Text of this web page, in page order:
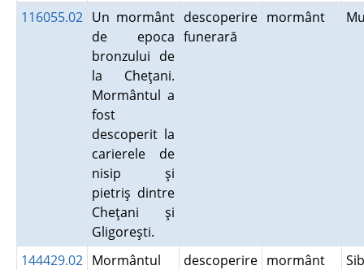
116055.02 Un mormânt
de epoca
bronzului de
la Cheţani.
Mormântul a
fost
descoperit la
carierele de
nisip şi
pietriş dintre
Cheţani şi
Gligoreşti.
descoperire
funerară
mormânt
144429.02 Mormântul
descoperire mormânt